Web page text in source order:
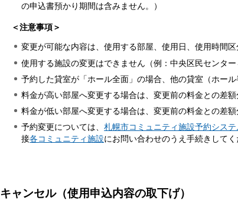
の申込書預かり期間は含みません。）
＜注意事項＞
変更が可能な内容は、使用する部屋、使用日、使用時間区
使用する施設の変更はできません（例：中央区民センタ
予約した貸室が「ホール全面」の場合、他の貸室（ホー
料金が高い部屋へ変更する場合は、変更前の料金との差額
料金が低い部屋へ変更する場合は、変更前の料金との差額
予約変更については、札幌市コミュニティ施設予約システ
接各コミュニティ施設にお問い合わせのうえ手続きしてく
キャンセル（使用申込内容の取下げ）